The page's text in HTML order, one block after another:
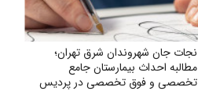
نجات جان شهروندان شرق تهران؛
مطالبه احداث بیمارستان جامع
تخصصی و فوق تخصصی در پردیس